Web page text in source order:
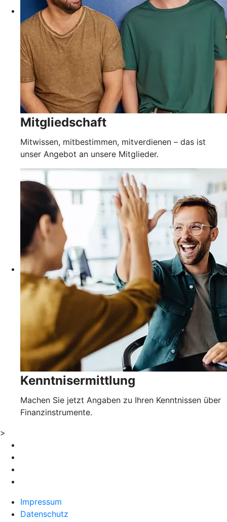
Mitgliedschaft
Mitwissen, mitbestimmen, mitverdienen – das ist
unser Angebot an unsere Mitglieder.
Kenntnisermittlung
Machen Sie jetzt Angaben zu Ihren Kenntnissen über
Finanzinstrumente.
>
Impressum
Datenschutz